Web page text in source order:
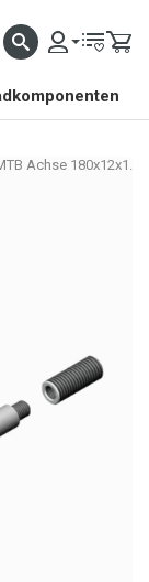
Achse 180x12x1.